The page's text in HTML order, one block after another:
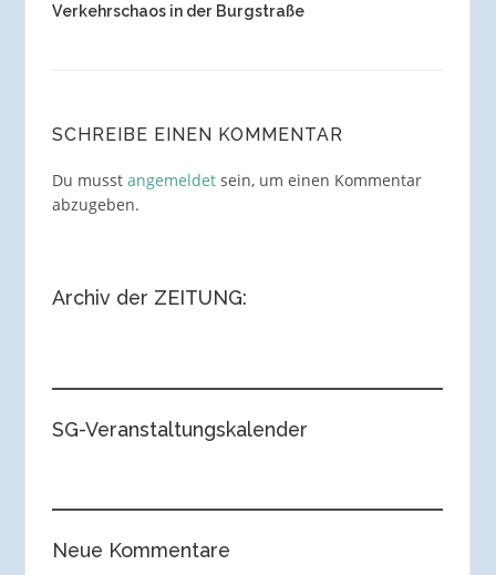
Verkehrschaos in der Burgstraße
SCHREIBE EINEN KOMMENTAR
Du musst angemeldetsein, um einen Kommentar
abzugeben.
Archiv der ZEITUNG:
SG-Veranstaltungskalender
Neue Kommentare